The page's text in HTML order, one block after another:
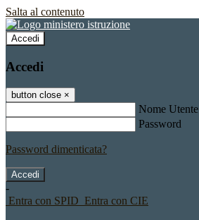
Salta al contenuto
Accedi
Accedi
button close ×
Nome Utente
Password
Password dimenticata?
-
Entra con SPID Entra con CIE